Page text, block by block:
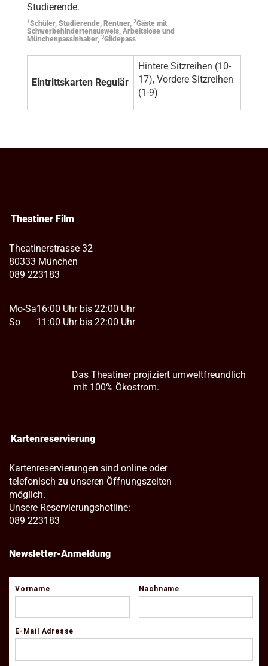
Studierende.
1 Schüler, Studierende, Rentner, 2Gäste mit
Schwerbehindertenausweis, Arbeitslose und
Münchenpassinhaber, 3Gildepass
Eintrittskarten Regulär
Hintere Sitzreihen (10-
17), Vordere Sitzreihen
(1-9)
Theatiner Film
Theatinerstrasse 32
80333 München
089 223183
Mo-Sa
So
16:00 Uhr bis 22:00 Uhr
11:00 Uhr bis 22:00 Uhr
Das Theatiner projiziert umweltfreundlich
mit 100% Ökostrom.
Kartenreservierung
Kartenreservierungen sind online oder
telefonisch zu unseren Öffnungszeiten
möglich.
Unsere Reservierungshotline:
089 223183
Newsletter-Anmeldung